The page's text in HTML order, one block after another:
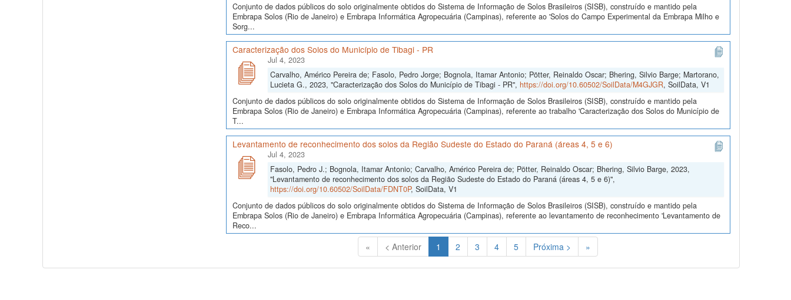
Conjunto de dados públicos do solo originalmente obtidos do Sistema de Informação de Solos Brasileiros (SISB), construído e mantido pela
Embrapa Solos (Rio de Janeiro) e Embrapa Informática Agropecuária (Campinas), referente ao 'Solos do Campo Experimental da Embrapa Milho e
Sorg...
Caracterização dos Solos do Município de Tibagi - PR
Jul 4, 2023
Carvalho, Américo Pereira de; Fasolo, Pedro Jorge; Bognola, Itamar Antonio; Pötter, Reinaldo Oscar; Bhering, Silvio Barge; Martorano,
Lucieta G., 2023, "Caracterização dos Solos do Município de Tibagi - PR", https://doi.org/10.60502/SoilData/M4GJGR, SoilData, V1
Conjunto de dados públicos do solo originalmente obtidos do Sistema de Informação de Solos Brasileiros (SISB), construído e mantido pela
Embrapa Solos (Rio de Janeiro) e Embrapa Informática Agropecuária (Campinas), referente ao trabalho 'Caracterização dos Solos do Município de
T...
Levantamento de reconhecimento dos solos da Região Sudeste do Estado do Paraná (áreas 4, 5 e 6)
Jul 4, 2023
Fasolo, Pedro J.; Bognola, Itamar Antonio; Carvalho, Américo Pereira de; Pötter, Reinaldo Oscar; Bhering, Silvio Barge, 2023,
"Levantamento de reconhecimento dos solos da Região Sudeste do Estado do Paraná (áreas 4, 5 e 6)",
https://doi.org/10.60502/SoilData/FDNT0P, SoilData, V1
Conjunto de dados públicos do solo originalmente obtidos do Sistema de Informação de Solos Brasileiros (SISB), construído e mantido pela
Embrapa Solos (Rio de Janeiro) e Embrapa Informática Agropecuária (Campinas), referente ao levantamento de reconhecimento 'Levantamento de
Reco...
« < Anterior 1 (Atual)
2 3 4 5 Próxima > »